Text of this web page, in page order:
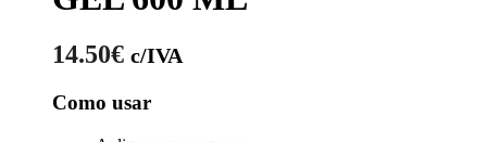
14.50€ c/IVA
Como usar